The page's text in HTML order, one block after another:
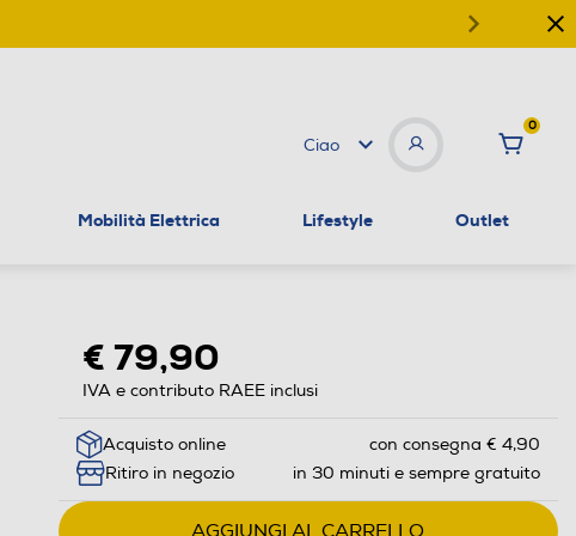
Ciao
0
Mobilità Elettrica Lifestyle Outlet
€ 79,90
IVA e contributo RAEE inclusi
Acquisto online
con consegna € 4,90
Ritiro in negozio
in 30 minuti e sempre gratuito
AGGIUNGI AL CARRELLO